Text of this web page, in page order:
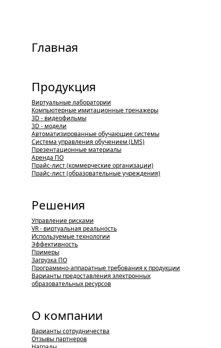
Главная
Продукция
Виртуальные лаборатории
Компьютерные имитационные тренажеры
3D - видеофильмы
3D - модели
Автоматизированные обучающие системы
Система управления обучением (LMS)
Презентационные материалы
Аренда ПО
Прайс-лист (коммерческие организации)
Прайс-лист (образовательные учреждения)
Решения
Управление рисками
VR - виртуальная реальность
Используемые технологии
Эффективность
Примеры
Загрузка ПО
Программно-аппаратные требования к продукции
Варианты предоставления электронных
образовательных ресурсов
О компании
Варианты сотрудничества
Отзывы партнеров